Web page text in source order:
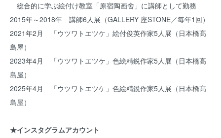
総合的に学ぶ絵付け教室「原宿陶画舍」に講師として勤務
2015年～2018年 講師6人展（GALLERY 座STONE／毎年1回）
2021年2月 「ウツワトエツケ」絵付俊英作家5人展（日本橋髙
島屋）
2023年4月 「ウツワトエツケ」色絵精鋭作家5人展（日本橋髙
島屋）
2025年4月 「ウツワトエツケ」色絵精鋭作家5人展（日本橋髙
島屋）
★インスタグラムアカウント